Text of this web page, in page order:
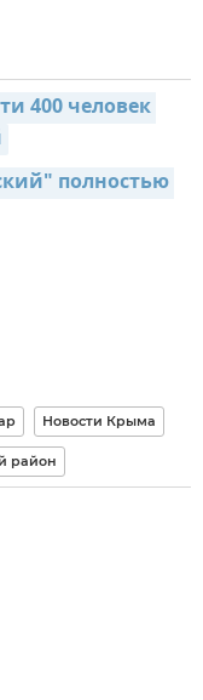
400 человек
полностью
Новости Крыма
район